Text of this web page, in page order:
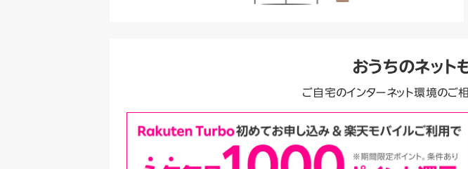
おうちのネット
ご自宅のインターネット環境のご